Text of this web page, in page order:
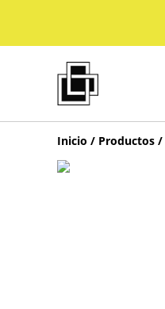
Inicio / Productos /